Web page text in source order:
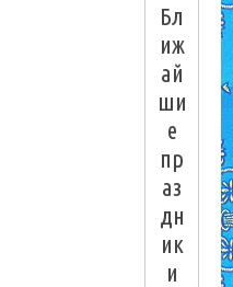
Бл
иж
ай
ши
е
пр
аз
дн
ик
и